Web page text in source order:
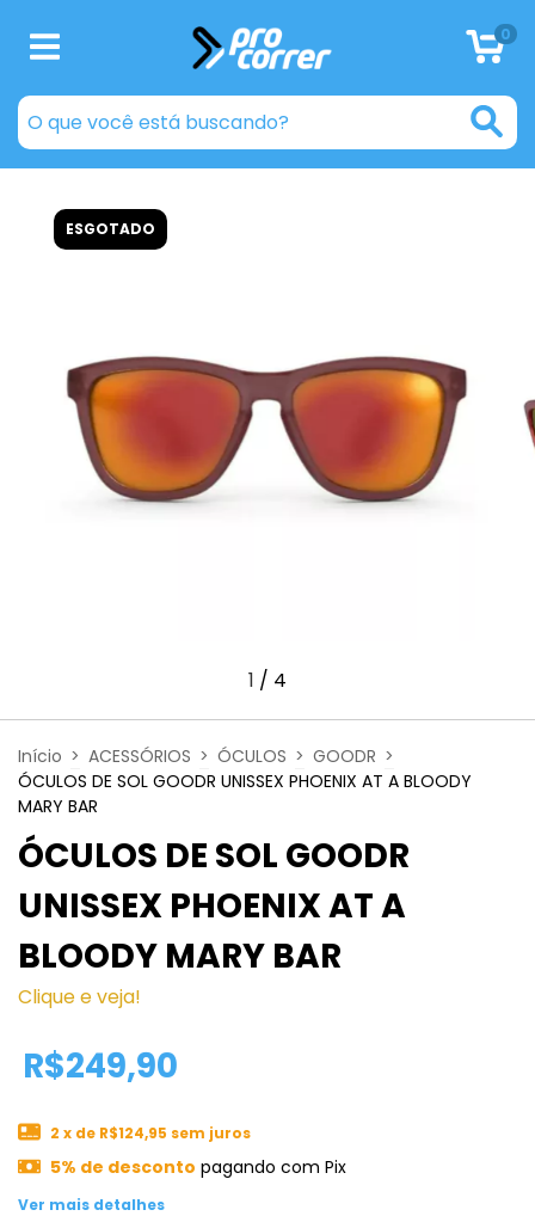
0
ESGOTADO
1 / 4
Início > ACESSÓRIOS > ÓCULOS > GOODR >
ÓCULOS DE SOL GOODR UNISSEX PHOENIX AT A BLOODY
MARY BAR
ÓCULOS DE SOL GOODR
UNISSEX PHOENIX AT A
BLOODY MARY BAR
Clique e veja!
R$249,90
2 x de R$124,95 sem juros
5% de desconto pagando com Pix
Ver mais detalhes